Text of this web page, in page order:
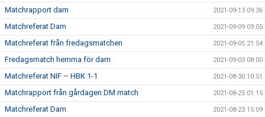
Matchrapport dam 2021-09-13 09:36
Matchreferat Dam 2021-09-09 09:05
Matchreferat från fredagsmatchen 2021-09-05 21:54
Fredagsmatch hemma för dam 2021-09-03 08:00
Matchreferat NIF – HBK 1-1 2021-08-30 10:51
Matchrapport från gårdagen DM match 2021-08-25 01:15
Matchreferat Dam 2021-08-23 15:09